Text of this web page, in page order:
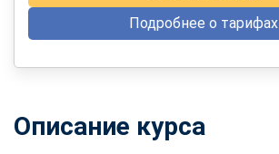
Подробнее о тарифах
Описание курса